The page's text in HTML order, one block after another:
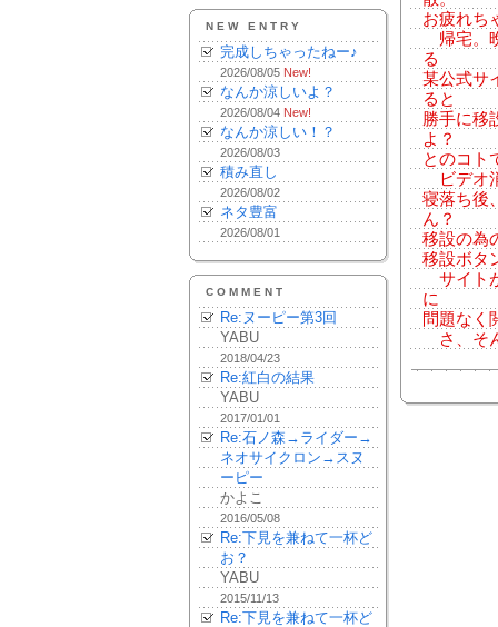
NEW ENTRY
完成しちゃったねー♪
2026/08/05 New!
なんか涼しいよ？
2026/08/04 New!
なんか涼しい！？
2026/08/03
積み直し
2026/08/02
ネタ豊富
2026/08/01
COMMENT
Re:ヌーピー第3回
YABU
2018/04/23
Re:紅白の結果
YABU
2017/01/01
Re:石ノ森→ライダー→
ネオサイクロン→スヌ
ーピー
かよこ
2016/05/08
Re:下見を兼ねて一杯ど
お？
YABU
2015/11/13
Re:下見を兼ねて一杯ど
お疲れち
帰宅。
る
某公式サ
ると
勝手に移
よ？
とのコト
ビデオ
寝落ち後
ん？
移設の為
移設ボタ
サイト
に
問題なく
さ、そ